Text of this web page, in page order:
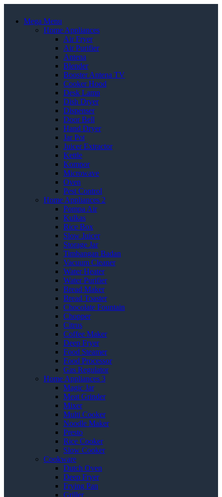
Mega Menu
Home Appliances
Air Fryer
Air Purifier
Antena
Blender
Booster Antena TV
Cooker Hood
Desk Lamp
Dish Dryer
Dispenser
Door Bell
Hand Dryer
Jar Pot
Juicer Extractor
Kettle
Kompor
Microwave
Oven
Pest Control
Home Appliances 2
Pompa Air
Kulkas
Rice Box
Slow Juicer
Storage Jar
Timbangan Badan
Vacuum Cleaner
Water Heater
Water Purifier
Bread Maker
Bread Toaster
Chocolate Fountain
Chopper
Citrus
Coffee Maker
Deep Fryer
Food Steamer
Food Processor
Gas Regulator
Home Appliances 3
Magic Jar
Meat Grinder
Mixer
Multi Cooker
Noodle Maker
Presto
Rice Cooker
Slow Cooker
Cookware
Dutch Oven
Deep Fryer
Frying Pan
Griller